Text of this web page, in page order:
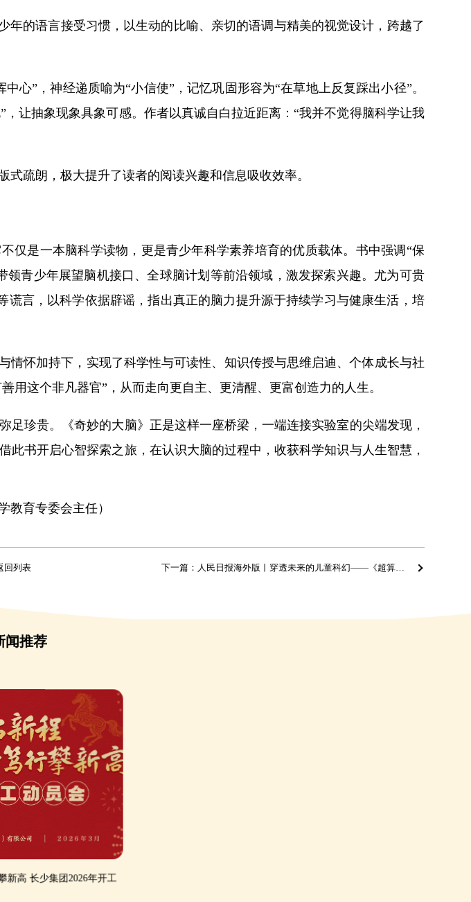
年的语言接受习惯，以生动的比喻、亲切的语调与精美的视觉设计，跨越了
心”，神经递质喻为“小信使”，记忆巩固形容为“在草地上反复踩出小径”。
让抽象现象具象可感。作者以真诚自白拉近距离：“我并不觉得脑科学让我
疏朗，极大提升了读者的阅读兴趣和信息吸收效率。
仅是一本脑科学读物，更是青少年科学素养培育的优质载体。书中强调“保
青少年展望脑机接口、全球脑计划等前沿领域，激发探索兴趣。尤为可贵
谎言，以科学依据辟谣，指出真正的脑力提升源于持续学习与健康生活，培
情怀加持下，实现了科学性与可读性、知识传授与思维启迪、个体成长与社
用这个非凡器官”，从而走向更自主、更清醒、更富创造力的人生。
珍贵。《奇妙的大脑》正是这样一座桥梁，一端连接实验室的尖端发现，
书开启心智探索之旅，在认识大脑的过程中，收获科学知识与人生智慧，
教育专委会主任）
回列表 下一篇：人民日报海外版丨穿透未来的儿童科幻——《超算危机》的新现实主义质地
闻推荐
新高 长少集团2026年开工